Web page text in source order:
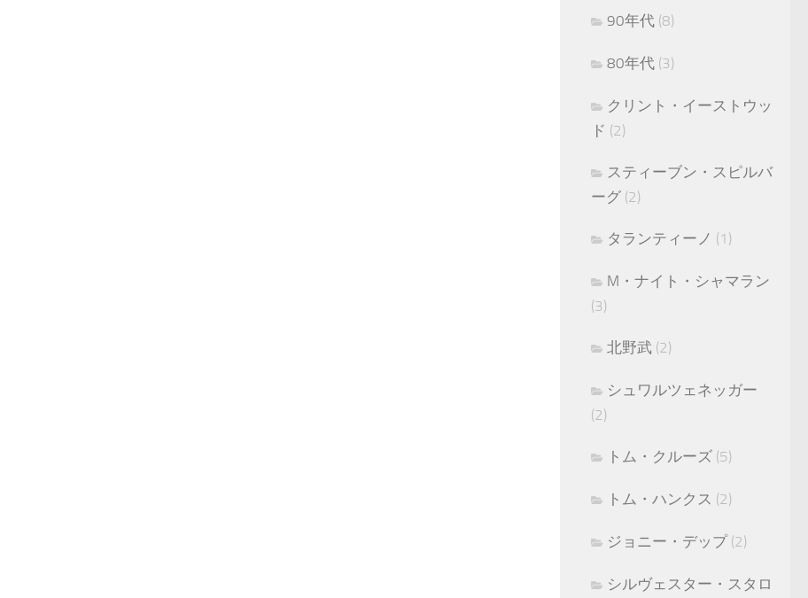
90年代 (8)
80年代 (3)
クリント・イーストウッ
ド (2)
スティーブン・スピルバ
ーグ (2)
タランティーノ (1)
M・ナイト・シャマラン
(3)
北野武 (2)
シュワルツェネッガー
(2)
トム・クルーズ (5)
トム・ハンクス (2)
ジョニー・デップ(2)
シルヴェスター・スタロ